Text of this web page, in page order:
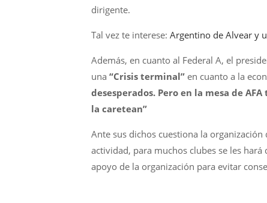
dirigente.
Tal vez te interese: Argentino de Alvear y
Además, en cuanto al Federal A, el
una “Crisis terminal” en cuanto a la
desesperados. Pero en la mesa de
la caretean”
Ante sus dichos cuestiona la
actividad, para muchos clubes se les
apoyo de la organización para evitar